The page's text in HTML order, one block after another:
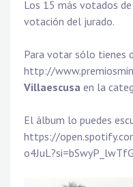
Los 15 más votados
votación del jurado.
Para votar sólo tienes
http://
Villaescusa en la
El álbum lo puedes
https://